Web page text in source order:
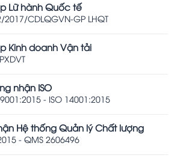
Lữ hành Quốc tế
2017/CDLQGVN-GP LHQT
Kinh doanh Vận tải
nhận ISO
- ISO 14001:2015
Hệ thống Quản lý Chất lượng
- QMS 2606496